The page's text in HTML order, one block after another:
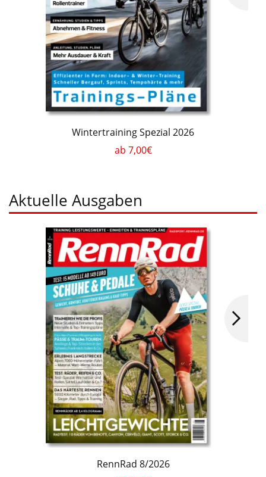
Wintertraining Spezial 2026
ab 7,00€
Aktuelle Ausgaben
RennRad 8/2026